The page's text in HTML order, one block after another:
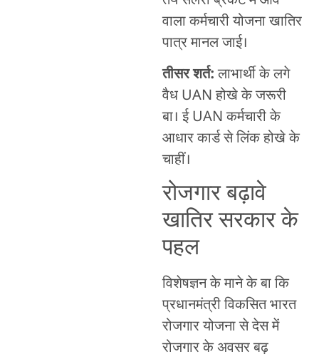
वाला कर्मचारी योजना खातिर
पात्र मानल जाई।
तीसर शर्त:लाभार्थी के लगे
वैध UAN होखे के जरूरी
बा। ई UAN कर्मचारी के
आधार कार्ड से लिंक होखे के
चाहीं।
रोजगार बढ़ावे
खातिर सरकार के
पहल
विशेषज्ञन के माने के बा कि
प्रधानमंत्री विकसित भारत
रोजगार योजना से देस में
रोजगार के अवसर बढ़